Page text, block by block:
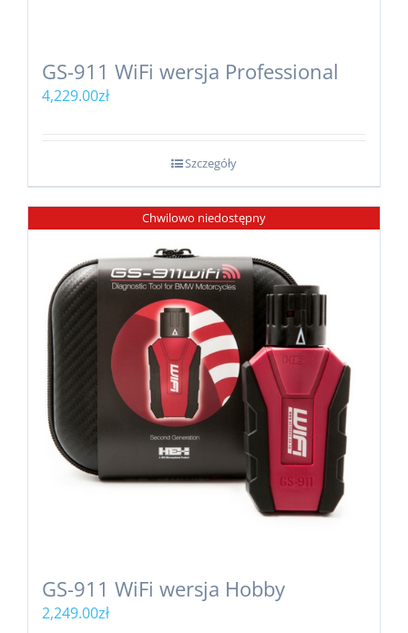
GS-911 WiFi wersja Professional
4,229.00zł
Szczegóły
Chwilowo niedostępny
GS-911 WiFi wersja Hobby
2,249.00zł